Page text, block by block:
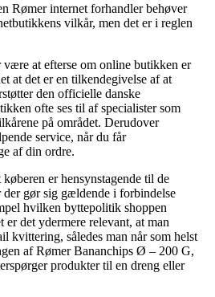
Rømer internet forhandler behøver
vilkår, men det er i reglen
at efterse om online butikken er
at det er en tilkendegivelse af at
den officielle danske
ofte ses til af specialister som
på området. Derudover
service, når du får
af din ordre.
er hensynstagende til de
der gør sig gældende i forbindelse
hvilken byttepolitik shoppen
er det ydermere relevant, at man
kvittering, således man når som helst
af Rømer Bananchips Ø – 200 G,
produkter til en dreng eller